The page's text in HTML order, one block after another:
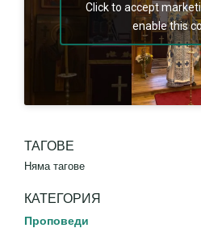
Click to accept
enable this
ТАГОВЕ
Няма тагове
КАТЕГОРИЯ
Проповеди